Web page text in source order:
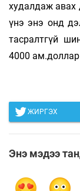
худалдаж авах
үнэ энэ онд
тасралтгүй
4000
ЖИРГЭХ
Энэ мэдээ